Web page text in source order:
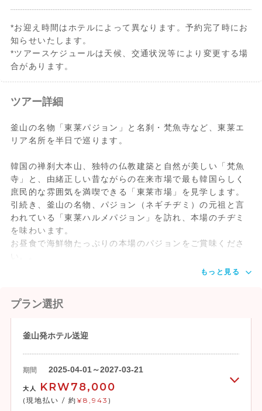
*お迎え時間はホテルによって異なります。予約完了時にお
知らせいたします。
*ツアースケジュールは天候、交通状況等により変更する場
合があります。
15:00頃
梵魚寺→東莱市場→夕食
19:00頃 ホテル着
禅刹大本山で、通度寺や海印寺と並ぶ韓国
５大寺院の一つ。梵魚寺は、1300年前の新
羅時代(678年)に高僧の義湘大師により創
建され、当時は約300伽藍があったと伝わ
れます。周りは天然記念物の藤の群落と森
の中の溪谷などの自然が美しく、各地から
の参拝客でにぎわっています。
*東莱市場（トンネシジャン）
東莱市場は朝鮮時代から続く由緒正しい在
や魚屋、乾物屋、衣料品屋などが立ち並
*東莱ハルメパジョン
釜山の郷土料理に指定されている「東莱ハ
ルメパジョン」は、朝鮮時代に王様に献上
された以来４代目の70年間続く老舗。蛤や
海老、牡蠣、貽貝、ネギなどをたっぷり入
ツアー詳細
釜山の名物「東莱パジョン」と名刹・梵魚寺など、東莱エ
リア名所を半日で巡ります。
韓国の禅刹大本山、独特の仏教建築と自然が美しい「梵魚
寺」と、由緒正しい昔ながらの在来市場で最も韓国らしく
庶民的な雰囲気を満喫できる「東莱市場」を見学します。
引続き、釜山の名物、パジョン（ネギチヂミ）の元祖と言
われている「東莱ハルメパジョン」を訪れ、本場のチヂミ
を味わいます。
お昼食で海鮮物たっぷりの本場のパジョンをご賞味くださ
もっと見る
プラン選択
釜山発ホテル送迎
期間 2025-04-01～2027-03-21
大人 KRW78,000
(現地払い / 約¥8,943 )